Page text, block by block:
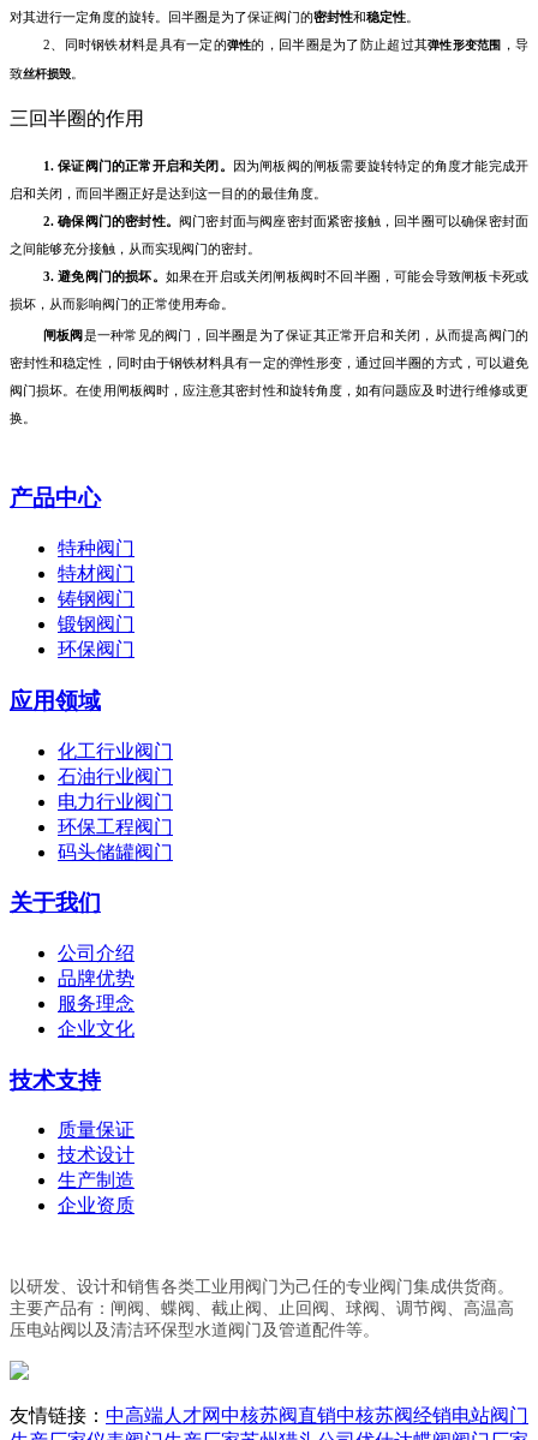
对其进行一定角度的旋转。回半圈是为了保证阀门的密封性和稳定性。
2、同时钢铁材料是具有一定的弹性的，回半圈是为了防止超过其弹性形变范围
，导
致丝杆损毁。
三回半圈的作用
1. 保证阀门的正常开启和关闭。 因为闸板阀的闸板需要旋转特定的角度才能完成开
启和关闭，而回半圈正好是达到这一目的的最佳角度。
2. 确保阀门的密封性。 阀门密封面与阀座密封面紧密接触，回半圈可以确保密封面
之间能够充分接触，从而实现阀门的密封。
3. 避免阀门的损坏。 如果在开启或关闭闸板阀时不回半圈，可能会导致闸板卡死或
损坏，从而影响阀门的正常使用寿命。
闸板阀是一种常见的阀门，回半圈是为了保证其正常开启和关闭，从而提高阀门的
密封性和稳定性，同时由于钢铁材料具有一定的弹性形变，通过回半圈的方式，可以避免
阀门损坏。在使用闸板阀时，应注意其密封性和旋转角度，如有问题应及时进行维修或更
换。
产品中心
特种阀门
特材阀门
铸钢阀门
锻钢阀门
环保阀门
应用领域
化工行业阀门
石油行业阀门
电力行业阀门
环保工程阀门
码头储罐阀门
关于我们
公司介绍
品牌优势
服务理念
企业文化
技术支持
质量保证
技术设计
生产制造
企业资质
以研发、设计和销售各类工业用阀门为己任的专业阀门集成供货商。
主要产品有：闸阀、蝶阀、截止阀、止回阀、球阀、调节阀、高温高
压电站阀以及清洁环保型水道阀门及管道配件等。
友情链接： 中高端人才网中核苏阀直销中核苏阀经销电站阀门